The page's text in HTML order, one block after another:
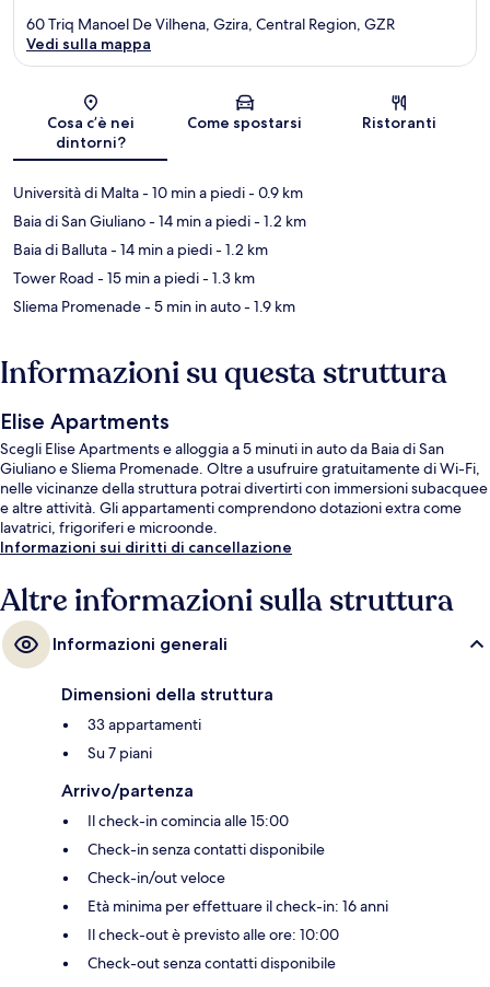
Mappa
60 Triq Manoel De Vilhena, Gzira, Central Region, GZR
Vedi sulla mappa
Cosa c’è nei
dintorni?
Come spostarsi Ristoranti
Università di Malta- 10 min a piedi- 0.9 km
Baia di San Giuliano- 14 min a piedi- 1.2 km
Baia di Balluta- 14 min a piedi- 1.2 km
Tower Road - 15 min a piedi- 1.3 km
Sliema Promenade- 5 min in auto- 1.9 km
Informazioni su questa struttura
Elise Apartments
Scegli Elise Apartments e alloggia a 5 minuti in auto da Baia di San
Giuliano e Sliema Promenade. Oltre a usufruire gratuitamente di Wi-Fi,
nelle vicinanze della struttura potrai divertirti con immersioni subacquee
e altre attività. Gli appartamenti comprendono dotazioni extra come
lavatrici, frigoriferi e microonde.
Informazioni sui diritti di cancellazione
Altre informazioni sulla struttura
Informazioni generali
Dimensioni della struttura
33 appartamenti
Su 7 piani
Arrivo/partenza
Il check-in comincia alle 15:00
Check-in senza contatti disponibile
Check-in/out veloce
Età minima per effettuare il check-in: 16 anni
Il check-out è previsto alle ore: 10:00
Check-out senza contatti disponibile